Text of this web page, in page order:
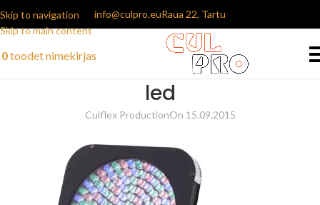
Skip to navigation
Skip to main content
info@culpro.euRaua 22, Tartu
0toodetnimekirjas
led
Culflex ProductionOn 15.09.2015